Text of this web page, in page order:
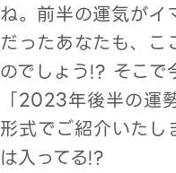
ね。前半の運気がイ
だったあなたも、こ
のでしょう!? そこ
「2023年後半の運
形式でご紹介いたし
は入ってる!?